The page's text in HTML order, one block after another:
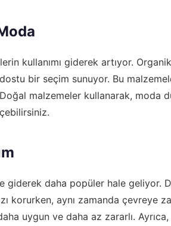
kullanımı giderek artıyor.
bir seçim sunuyor. Bu
malzemeler kullanarak, moda
giderek daha popüler hale geliyor.
korurken, aynı zamanda çevreye
uygun ve daha az zararlı.